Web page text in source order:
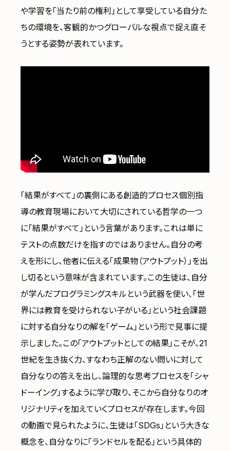
や学習を「当たり前の権利」として享受している自分た
ちの環境を、客観的かつグローバルな視点で捉え直そ
うとする姿勢が表れています。
「結果がすべて」の裏側にある創造的プロセス個別指
導の教育現場において大切にされている哲学の一つ
に「結果がすべて」という言葉があります。これは単に
テストの点数だけを指すのではありません。自分の考
えを形にし、他者に伝える「成果物（アウトプット）」を出
し切るという意味が含まれています。この生徒は、自分
が学んだプログラミングスキルという武器を使い、「世
界には教育を受けられない子がいる」という社会課題
に対する自分なりの解を「ゲーム」という形で見事に提
示しました。この「アウトプットとしての結果」こそが、21
世紀を生き抜く力、すなわち正解のない問いに対して
自分なりの答えを出し、論理的な思考プロセスを「シャ
ドーイング」するように学び取り、そこから自分なりのオ
リジナリティを加えていくプロセスが存在します。今回
の動画で見られたように、生徒は「SDGs」という大きな
概念を、自分なりに「ランドセルを配る」という具体的